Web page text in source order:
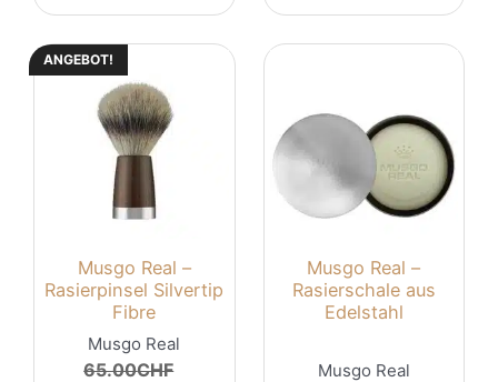
ANGEBOT!
Musgo Real –
Rasierpinsel Silvertip
Fibre
Musgo Real
65.00CHF
Musgo Real –
Rasierschale aus
Edelstahl
Musgo Real